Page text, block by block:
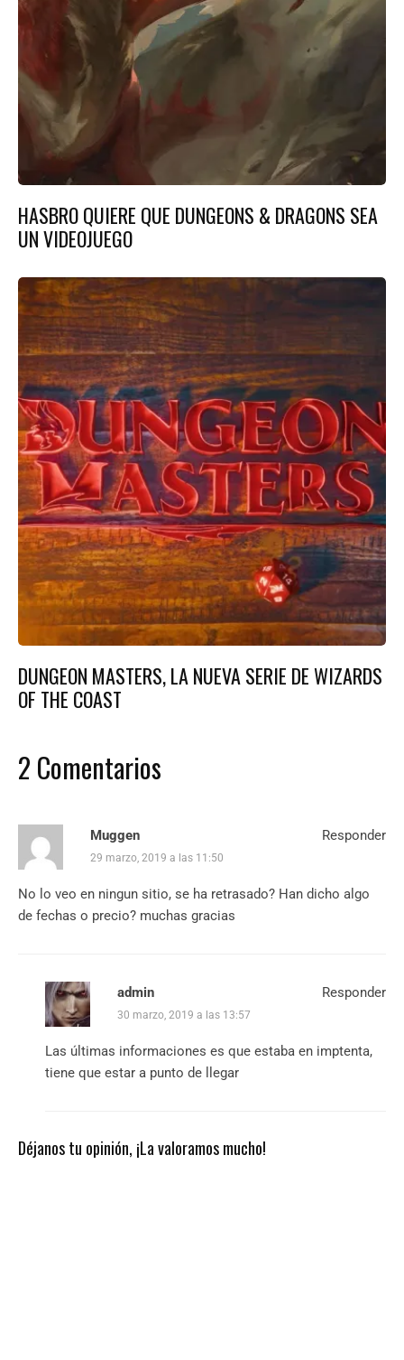
HASBRO QUIERE QUE DUNGEONS & DRAGONS SEA
UN VIDEOJUEGO
DUNGEON MASTERS, LA NUEVA SERIE DE WIZARDS
OF THE COAST
2 Comentarios
Muggen
29 marzo, 2019 a las 11:50
No lo veo en ningun sitio, se ha retrasado? Han dicho algo
de fechas o precio? muchas gracias
Responder
admin
30 marzo, 2019 a las 13:57
Las últimas informaciones es que estaba en imptenta,
tiene que estar a punto de llegar
Responder
Déjanos tu opinión, ¡La valoramos mucho!